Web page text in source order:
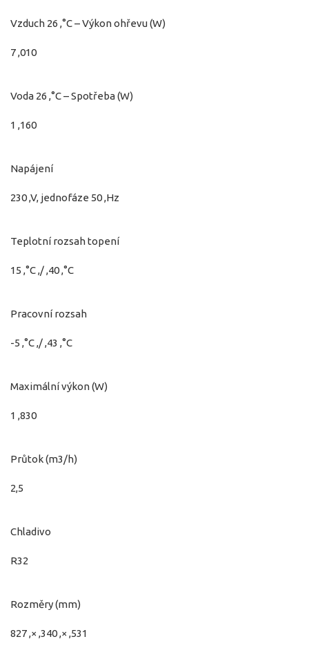
Vzduch 26 ,°C – Výkon ohřevu (W)
7 ,010
Voda 26 ,°C – Spotřeba (W)
1 ,160
Napájení
230 ,V, jednofáze 50 ,Hz
Teplotní rozsah topení
15 ,°C ,/ ,40 ,°C
Pracovní rozsah
-5 ,°C ,/ ,43 ,°C
Maximální výkon (W)
1 ,830
Průtok (m3/h)
2,5
Chladivo
R32
Rozměry (mm)
827 ,× ,340 ,× ,531